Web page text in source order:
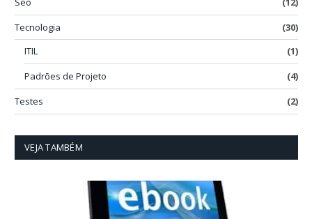
Tecnologia
(30)
ITIL
(1)
Padrões de Projeto
(4)
Testes
(2)
VEJA TAMBÉM